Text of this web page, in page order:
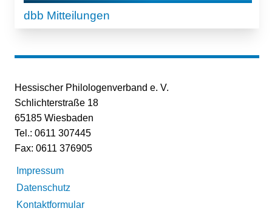
dbb Mitteilungen
Hessischer Philologenverband e. V.
Schlichterstraße 18
65185 Wiesbaden
Tel.: 0611 307445
Fax: 0611 376905
Impressum
Datenschutz
Kontaktformular